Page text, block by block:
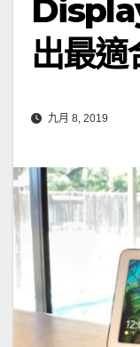
出最適
九月 8, 2019